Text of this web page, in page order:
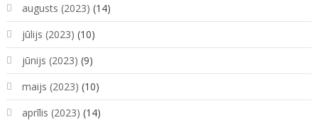
augusts (2023) (14)
jūlijs (2023) (10)
jūnijs (2023) (9)
maijs (2023) (10)
aprīlis (2023) (14)